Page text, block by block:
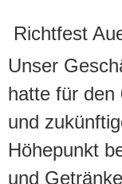
Richtfest
Unser
hatte für den
und
Höhepunkt
und